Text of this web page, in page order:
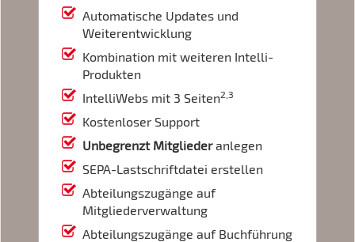
Automatische Updates und
Weiterentwicklung
Kombination mit weiteren Intelli-
Produkten
IntelliWebs mit 3 Seiten2,3
Kostenloser Support
Unbegrenzt Mitgliederanlegen
SEPA-Lastschriftdatei erstellen
Abteilungszugänge auf
Mitgliederverwaltung
Abteilungszugänge auf Buchführung